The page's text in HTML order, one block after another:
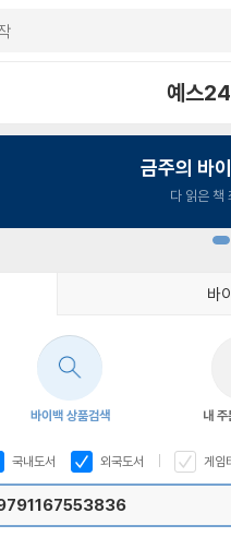
예스
금주의 바
다 읽은 책
바
바이백 상품검색 내
국내도서 외국도서 게임